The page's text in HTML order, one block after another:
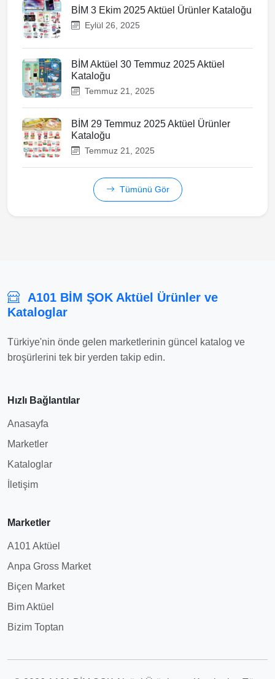
BİM 3 Ekim 2025 Aktüel Ürünler Kataloğu
Eylül 26, 2025
BİM Aktüel 30 Temmuz 2025 Aktüel
Kataloğu
Temmuz 21, 2025
BİM 29 Temmuz 2025 Aktüel Ürünler
Kataloğu
Temmuz 21, 2025
Tümünü Gör
A101 BİM ŞOK Aktüel Ürünler ve
Kataloglar
Türkiye'nin önde gelen marketlerinin güncel katalog ve
broşürlerini tek bir yerden takip edin.
Hızlı Bağlantılar
Anasayfa
Marketler
Kataloglar
İletişim
Marketler
A101 Aktüel
Anpa Gross Market
Biçen Market
Bim Aktüel
Bizim Toptan